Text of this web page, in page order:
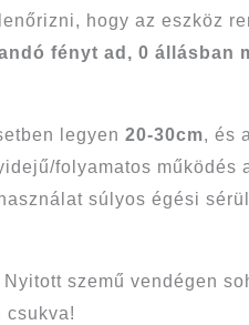
hogy az eszköz
fényt ad, 0 állásban
legyen 20-30cm, és
folyamatos működés
súlyos égési
szemű vendégen
csukva!